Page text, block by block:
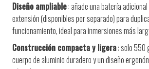
Diseño ampliable: añade una batería
extensión (disponibles por separado) para
funcionamiento, ideal para inmersiones más
Construcción compacta y ligera: solo 550
cuerpo de aluminio duradero y un diseño